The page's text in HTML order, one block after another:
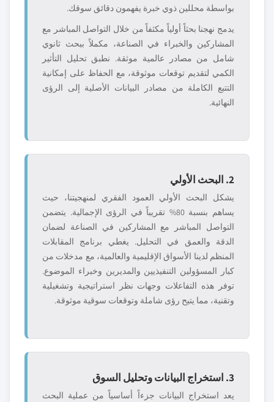
بواسطة محللين ذوي خبرة يفهمون دقائق سوقك.
يدمج نهجنا بحثاً أولياً مكثفاً من خلال التواصل المباشر مع
المشاركين والخبراء في الصناعة، مكملاً ببحث ثانوي
شامل من مصادر عالمية موثقة. نطبق تحليل التأثير
الكمي لتقديم توقعات موثوقة، مع الحفاظ على إمكانية
التتبع الكاملة من مصادر البيانات الأصلية إلى الرؤى
النهائية.
2. البحث الأولي
يشكل البحث الأولي العمود الفقري لمنهجيتنا، حيث
يساهم بنسبة 80% تقريباً في الرؤى الإجمالية. يتضمن
التواصل المباشر مع المشاركين في الصناعة لضمان
الدقة والعمق في التحليل. يغطي برنامج المقابلات
المنظم لدينا الأسواق الإقليمية والعالمية، مع مدخلات من
كبار المسؤولين التنفيذيين والمديرين وخبراء الموضوع.
توفر هذه التفاعلات وجهات نظر استراتيجية وتشغيلية
وتقنية، مما يتيح رؤى شاملة وتوقعات سوقية موثوقة.
3. استخراج البيانات وتحليل السوق
يعد استخراج البيانات جزءاً أساسياً من عملية البحث